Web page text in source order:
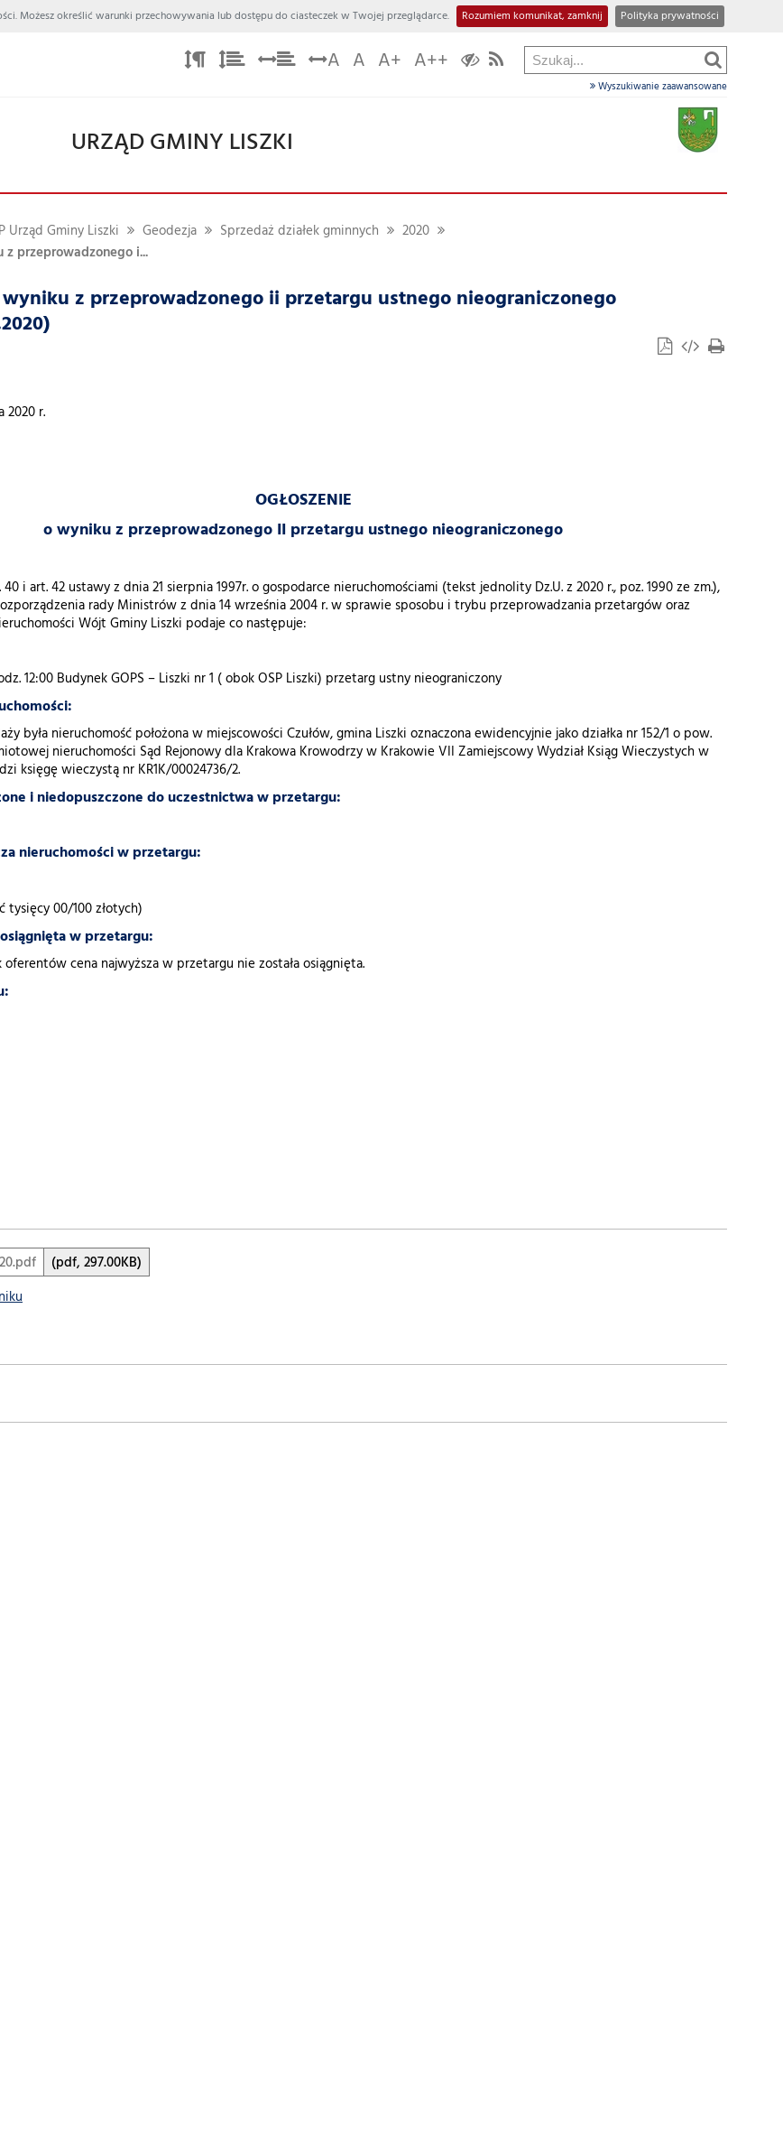
Możesz określić warunki przechowywania lub dostępu do ciasteczek w Twojej przeglądarce. Rozumiem komunikat, zamknij Polityka prywatności
A A A+ A++
Wyszukiwanie zaawansowane
URZĄD GMINY LISZKI
Urząd Gminy Liszki Geodezja Sprzedaż działek gminnych
2020
z przeprowadzonego i...
wyniku z przeprowadzonego ii przetargu ustnego nieograniczonego
2020 r.
OGŁOSZENIE
o wyniku z przeprowadzonego II przetargu ustnego nieograniczonego
i art. 42 ustawy z dnia 21 sierpnia 1997r. o gospodarce nieruchomościami (tekst jednolity Dz.U. z 2020 r., poz. 1990 ze zm.),
rady Ministrów z dnia 14 września 2004 r. w sprawie sposobu i trybu przeprowadzania przetargów oraz
Wójt Gminy Liszki podaje co następuje:
12:00 Budynek GOPS – Liszki nr 1 ( obok OSP Liszki) przetarg ustny nieograniczony
była nieruchomość położona w miejscowości Czułów, gmina Liszki oznaczona ewidencyjnie jako działka nr 152/1 o pow.
nieruchomości Sąd Rejonowy dla Krakowa Krowodrzy w Krakowie VII Zamiejscowy Wydział Ksiąg Wieczystych w
księgę wieczystą nr KR1K/00024736/2.
i niedopuszczone do uczestnictwa w przetargu:
nieruchomości w przetargu:
tysięcy 00/100 złotych)
w przetargu:
cena najwyższa w przetargu nie została osiągnięta.
(pdf, 297.00KB)